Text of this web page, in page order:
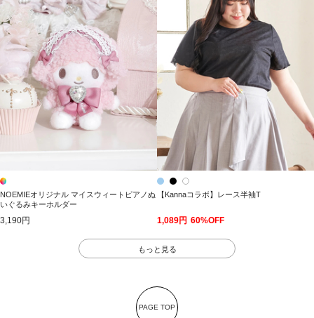
NOEMIEオリジナル マイスウィートピアノぬ
いぐるみキーホルダー
3,190円
【Kannaコラボ】レース半袖T
1,089円 60%OFF
もっと見る
PAGE TOP